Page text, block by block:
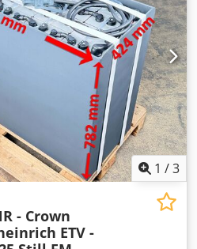
1 /3
- Crown
ETV -